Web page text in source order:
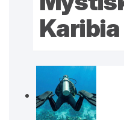
Karibia